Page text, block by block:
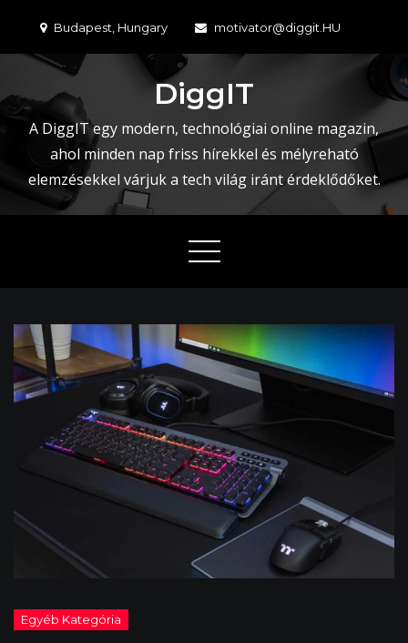
content
Budapest, Hungary motivator@diggit.HU
DiggIT
A DiggIT egy modern, technológiai online magazin,
ahol minden nap friss hírekkel és mélyreható
elemzésekkel várjuk a tech világ iránt érdeklődőket.